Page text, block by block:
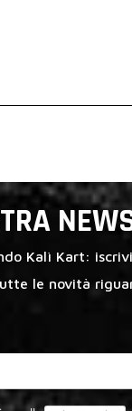
Kalì Kart:
le novità